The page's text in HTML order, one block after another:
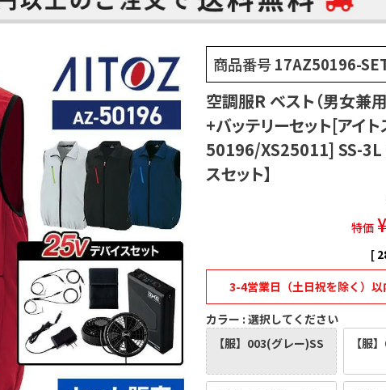
商品番号17AZ50196-
空調服R ベスト（男女兼
+バッテリーセット[アイ
50196/XS25011] SS-3L
スセット】
特価 ¥
[
3-4営業日（土日祝を除く）以
カラー 選択してください
【服】003(グレー)SS
【服